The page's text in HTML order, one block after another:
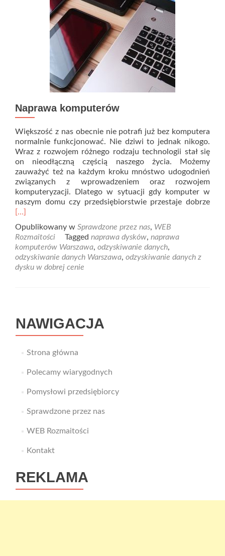
Naprawa komputerów
Większość z nas obecnie nie potrafi już bez komputera
normalnie funkcjonować. Nie dziwi to jednak nikogo.
Wraz z rozwojem różnego rodzaju technologii stał się
on nieodłączną częścią naszego życia. Możemy
zauważyć też na każdym kroku mnóstwo udogodnień
związanych z wprowadzeniem oraz rozwojem
komputeryzacji. Dlatego w sytuacji gdy komputer w
naszym domu czy przedsiębiorstwie przestaje dobrze
[…]
Opublikowany w Sprawdzone przez nas, WEB
Rozmaitości
Tagged naprawa dysków, naprawa
komputerów Warszawa, odzyskiwanie danych,
odzyskiwanie danych Warszawa, odzyskiwanie danych z
dysku w dobrej cenie
NAWIGACJA
Strona główna
Polecamy wiarygodnych
Pomysłowi przedsiębiorcy
Sprawdzone przez nas
WEB Rozmaitości
Kontakt
REKLAMA